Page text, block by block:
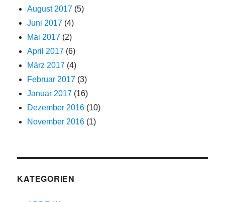
August 2017 (5)
Juni 2017 (4)
Mai 2017 (2)
April 2017 (6)
März 2017 (4)
Februar 2017 (3)
Januar 2017 (16)
Dezember 2016 (10)
November 2016 (1)
KATEGORIEN